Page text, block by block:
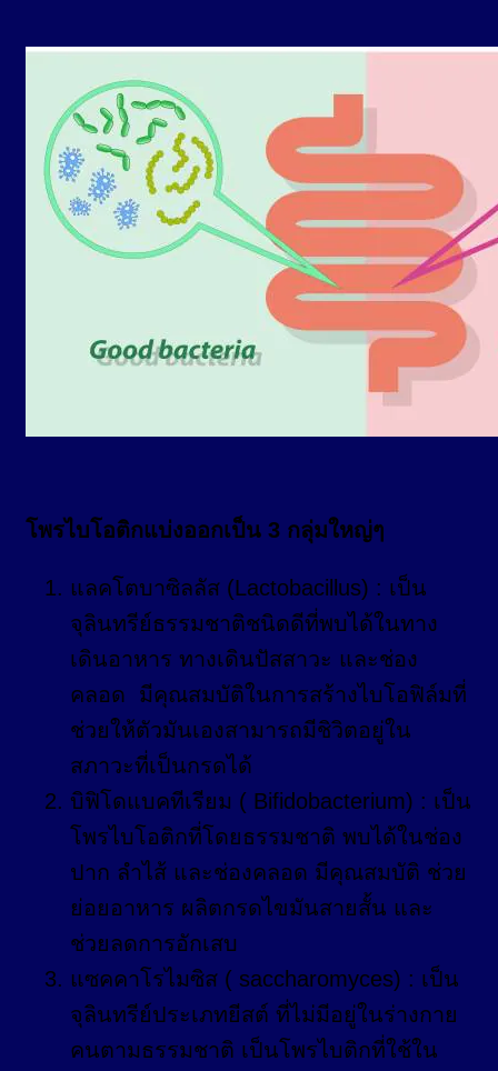
โพรไบโอติกแบ่งออกเป็น 3 กลุ่มใหญ่ๆ
แลคโตบาซิลลัส (Lactobacillus) : เป็น
จุลินทรีย์ธรรมชาติชนิดดีที่พบได้ในทาง
เดินอาหาร ทางเดินปัสสาวะ และช่อง
คลอด มีคุณสมบัติในการสร้างไบโอฟิล์มที่
ช่วยให้ตัวมันเองสามารถมีชิวิตอยู่ใน
สภาวะที่เป็นกรดได้
บิฟิโดแบคทีเรียม ( Bifidobacterium) : เป็น
โพรไบโอติกที่โดยธรรมชาติ พบได้ในช่อง
ปาก ลำไส้ และช่องคลอด มีคุณสมบัติ ช่วย
ย่อยอาหาร ผลิตกรดไขมันสายสั้น และ
ช่วยลดการอักเสบ
แซคคาโรไมซิส ( saccharomyces) : เป็น
จุลินทรีย์ประเภทยีสต์ ที่ไม่มีอยู่ในร่างกาย
คนตามธรรมชาติ เป็นโพรไบติกที่ใช้ใน